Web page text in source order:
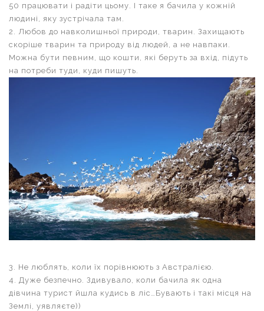
50 працювати і радіти цьому. І таке я бачила у кожній
людині, яку зустрічала там.
2. Любов до навколишньої природи, тварин. Захищають
скоріше тварин та природу від людей, а не навпаки.
Можна бути певним, що кошти, які беруть за вхід, підуть
на потреби туди, куди пишуть.
3. Не люблять, коли їх порівнюють з Австралією.
4. Дуже безпечно. Здивувало, коли бачила як одна
дівчина турист йшла кудись в ліс…Бувають і такі місця на
Землі, уявляєте))